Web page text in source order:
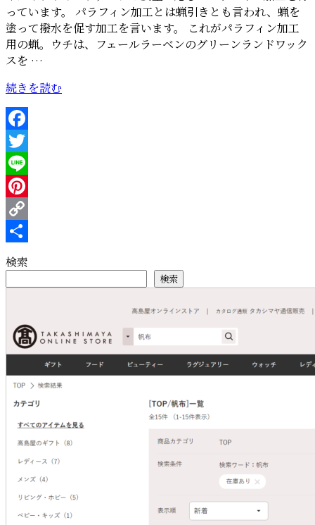
っています。 パラフィン加工とは蝋引きとも言われ、蝋を
塗って撥水を促す加工を言います。 これがパラフィン加工
用の蝋。ウチは、フェールラーベンのグリーンランドワック
スを …
“帆
布
の
パ
ラ
フ
ィ
ン
加
工”
続きを読む
Facebook
Twitter
Line
Pinterest
Copy
Link
共
有
検索
検索